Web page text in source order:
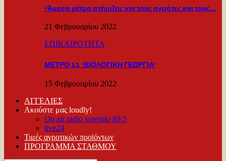
«Άμεσα μέτρα στήριξης για τους αγρότες και τους…
21 Φεβρουαρίου 2022
ΕΠΙΚΑΙΡΟΤΗΤΑ
ΜΕΤΡΟ 11 ‘ΒΙΟΛΟΓΙΚΗ ΓΕΩΡΓΙΑ’
15 Φεβρουαρίου 2022
ΑΓΓΕΛΙΕΣ
Ακούστε μας loudly!
On air radio vereniki 89.5
live24
Τιμές αγροτικών προϊόντων
ΠΡΟΓΡΑΜΜΑ ΣΤΑΘΜΟΥ